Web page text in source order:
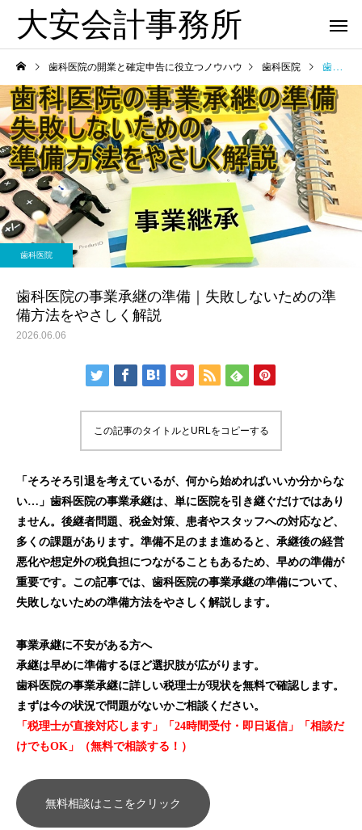
大安会計事務所
歯科医院
歯科医院の税理士相談｜相
談前に準備すること をわか
りやすく解説
歯科医院
歯科医院の決算相談｜
士へ依頼するタイミン
やさしく解説
歯科医院の開業と確定申告に役立つノウハウ 歯科医院 歯科医院の事業承継の準備｜失敗しないための準備方法をやさしく解説
歯科医院
歯科医院の事業承継の準備｜失敗しないための準
備方法をやさしく解説
2026.06.06
この記事のタイトルとURLをコピーする
「そろそろ引退を考えているが、何から始めればいいか分からな
い…」歯科医院の事業承継は、単に医院を引き継ぐだけではあり
ません。後継者問題、税金対策、患者やスタッフへの対応など、
多くの課題があります。準備不足のまま進めると、承継後の経営
悪化や想定外の税負担につながることもあるため、早めの準備が
重要です。この記事では、歯科医院の事業承継の準備について、
失敗しないための準備方法をやさしく解説します。
事業承継に不安がある方へ
承継は早めに準備するほど選択肢が広がります。
歯科医院の事業承継に詳しい税理士が現状を無料で確認します。
まずは今の状況で問題がないかご相談ください。
「税理士が直接対応します」「24時間受付・即日返信」「相談だ
けでもOK」（無料で相談する！）
無料相談はここをクリック